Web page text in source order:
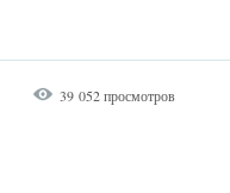
39 052 просмотров